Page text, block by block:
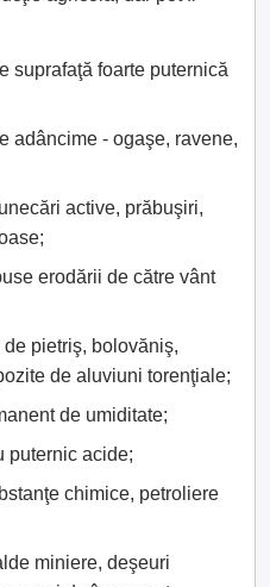
suprafaţă foarte puternică
adâncime - ogaşe, ravene,
active, prăbuşiri,
erodării de către vânt
pietriş, bolovăniş,
de aluviuni torenţiale;
de umiditate;
puternic acide;
chimice, petroliere
miniere, deşeuri